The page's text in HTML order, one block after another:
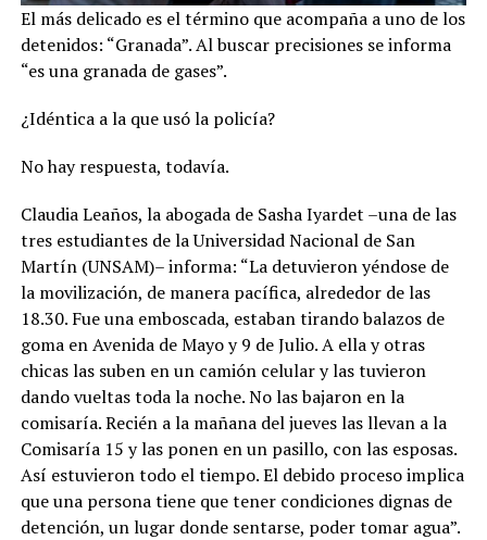
El más delicado es el término que acompaña a uno de los
detenidos: “Granada”. Al buscar precisiones se informa
“es una granada de gases”.
¿Idéntica a la que usó la policía?
No hay respuesta, todavía.
Claudia Leaños, la abogada de Sasha Iyardet –una de las
tres estudiantes de la Universidad Nacional de San
Martín (UNSAM)– informa: “La detuvieron yéndose de
la movilización, de manera pacífica, alrededor de las
18.30. Fue una emboscada, estaban tirando balazos de
goma en Avenida de Mayo y 9 de Julio. A ella y otras
chicas las suben en un camión celular y las tuvieron
dando vueltas toda la noche. No las bajaron en la
comisaría. Recién a la mañana del jueves las llevan a la
Comisaría 15 y las ponen en un pasillo, con las esposas.
Así estuvieron todo el tiempo. El debido proceso implica
que una persona tiene que tener condiciones dignas de
detención, un lugar donde sentarse, poder tomar agua”.